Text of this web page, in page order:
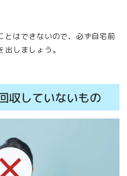
とはできないので、必ず自宅前
しましょう。
収していないもの